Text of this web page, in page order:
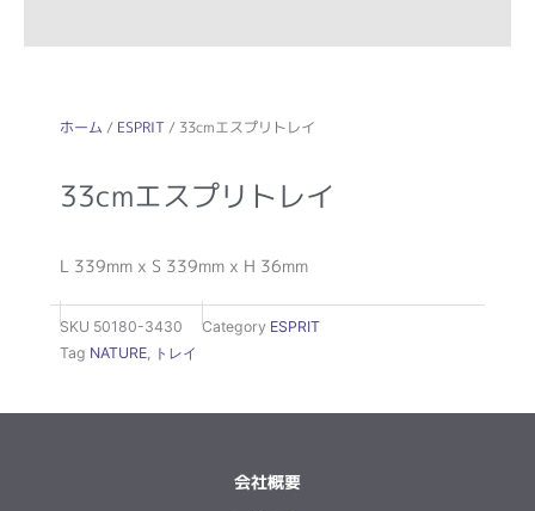
ホーム / ESPRIT / 33cmエスプリトレイ
33cmエスプリトレイ
L 339mm x S 339mm x H 36mm
SKU 50180-3430 Category ESPRIT
Tag NATURE トレイ
会社概要